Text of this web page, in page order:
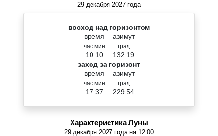
29 декабря 2027 года
восход над горизонтом
время
час:мин
10:10
азимут
град
132:19
заход за горизонт
время
час:мин
17:37
азимут
град
229:54
Характеристика Луны
29 декабря 2027 года на 12:00